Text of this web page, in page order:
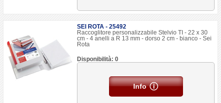
SEI ROTA - 25492
Raccoglitore personalizzabile Stelvio TI - 22 x 30
cm - 4 anelli a R 13 mm - dorso 2 cm - bianco - Sei
Rota
Disponibilità: 0
Info